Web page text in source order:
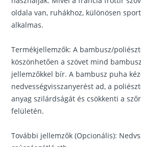
oldala van, ruhákhoz, különösen
alkalmas.
Termékjellemzők: A bambusz/
köszönhetően a szövet mind
jellemzőkkel bír. A bambusz puha
nedvességvisszanyerést ad, a
anyag szilárdságát és csökkenti a
felületén.
További jellemzők (Opcionális):